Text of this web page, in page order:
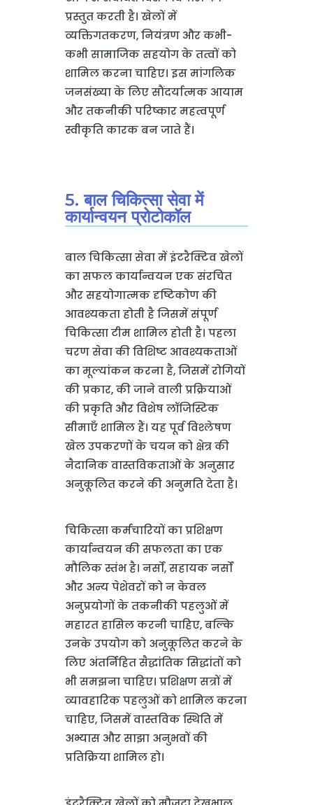
प्रस्तुत करती है। खेलों में
व्यक्तिगतकरण, नियंत्रण और कभी-
कभी सामाजिक सहयोग के तत्वों को
शामिल करना चाहिए। इस मांगलिक
जनसंख्या के लिए सौंदर्यात्मक आयाम
और तकनीकी परिष्कार महत्वपूर्ण
स्वीकृति कारक बन जाते हैं।
5. बाल चिकित्सा सेवा में
कार्यान्वयन प्रोटोकॉल
बाल चिकित्सा सेवा में इंटरैक्टिव खेलों
का सफल कार्यान्वयन एक संरचित
और सहयोगात्मक दृष्टिकोण की
आवश्यकता होती है जिसमें संपूर्ण
चिकित्सा टीम शामिल होती है। पहला
चरण सेवा की विशिष्ट आवश्यकताओं
का मूल्यांकन करना है, जिसमें रोगियों
की प्रकार, की जाने वाली प्रक्रियाओं
की प्रकृति और विशेष लॉजिस्टिक
सीमाएँ शामिल हैं। यह पूर्व विश्लेषण
खेल उपकरणों के चयन को क्षेत्र की
नैदानिक वास्तविकताओं के अनुसार
अनुकूलित करने की अनुमति देता है।
चिकित्सा कर्मचारियों का प्रशिक्षण
कार्यान्वयन की सफलता का एक
मौलिक स्तंभ है। नर्सों, सहायक नर्सों
और अन्य पेशेवरों को न केवल
अनुप्रयोगों के तकनीकी पहलुओं में
महारत हासिल करनी चाहिए, बल्कि
उनके उपयोग को अनुकूलित करने के
लिए अंतर्निहित सैद्धांतिक सिद्धांतों को
भी समझना चाहिए। प्रशिक्षण सत्रों में
व्यावहारिक पहलुओं को शामिल करना
चाहिए, जिसमें वास्तविक स्थिति में
अभ्यास और साझा अनुभवों की
प्रतिक्रिया शामिल हो।